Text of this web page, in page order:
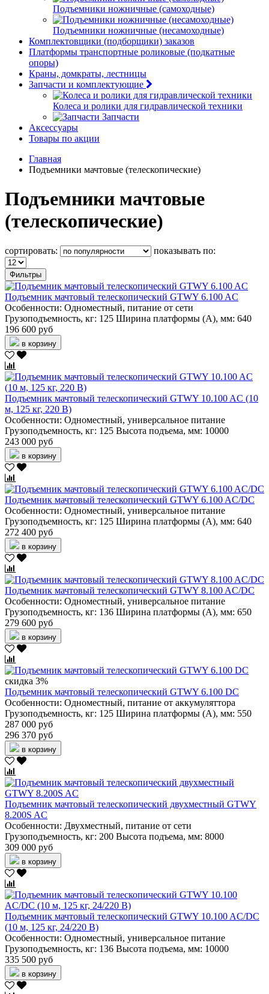
Подъемники ножничные (самоходные)
Подъемники ножничные (несамоходные)
Комплектовщики (подборщики) заказов
Платформы транспортные роликовые (подкатные
опоры)
Краны, домкраты, лестницы
Запчасти и комплектующие
Колеса и ролики для гидравлической техники
Запчасти
Аксессуары
Товары по акции
Главная
Подъемники мачтовые (телескопические)
Подъемники мачтовые
(телескопические)
сортировать: показывать по:
Фильтры
Подъемник мачтовый телескопический GTWY 6.100 AC
Особенности: Одноместный, питание от сети
Грузоподъемность, кг: 125 Ширина платформы (А), мм: 640
196 600 руб
в корзину
Подъемник мачтовый телескопический GTWY 10.100 AC (10
м, 125 кг, 220 В)
Особенности: Одноместный, универсальное питание
Грузоподъемность, кг: 125 Высота подъема, мм: 10000
243 000 руб
в корзину
Подъемник мачтовый телескопический GTWY 6.100 AC/DC
Особенности: Одноместный, универсальное питание
Грузоподъемность, кг: 125 Ширина платформы (А), мм: 640
272 400 руб
в корзину
Подъемник мачтовый телескопический GTWY 8.100 AC/DC
Особенности: Одноместный, универсальное питание
Грузоподъемность, кг: 136 Ширина платформы (А), мм: 650
279 600 руб
в корзину
скидка 3%
Подъемник мачтовый телескопический GTWY 6.100 DC
Особенности: Одноместный, питание от аккумуляттора
Грузоподъемность, кг: 125 Ширина платформы (А), мм: 550
287 000 руб
296 370 руб
в корзину
Подъемник мачтовый телескопический двухместный GTWY
8.200S AC
Особенности: Двухместный, питание от сети
Грузоподъемность, кг: 200 Высота подъема, мм: 8000
309 000 руб
в корзину
Подъемник мачтовый телескопический GTWY 10.100 AC/DC
(10 м, 125 кг, 24/220 В)
Особенности: Одноместный, универсальное питание
Грузоподъемность, кг: 136 Высота подъема, мм: 10000
335 500 руб
в корзину